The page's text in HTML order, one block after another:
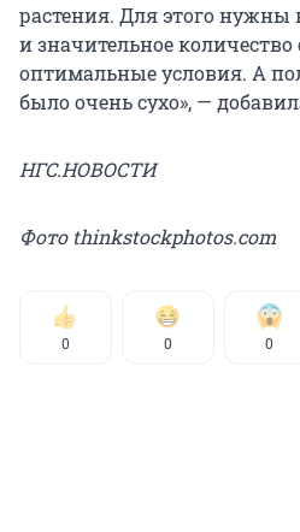
растения. Для этого нужны
и значительное количество
оптимальные условия. А
было очень сухо», —
НГС.НОВОСТИ
Фото thinkstockphotos.com
0 0 0